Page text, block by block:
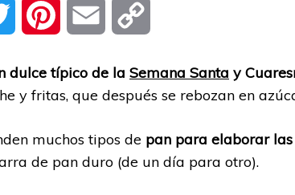
Twitter Pinterest Email
dulce típico de la Semana Santa y
y fritas, que después se rebozan en
muchos tipos de pan para elaborar
de pan duro (de un día para otro).